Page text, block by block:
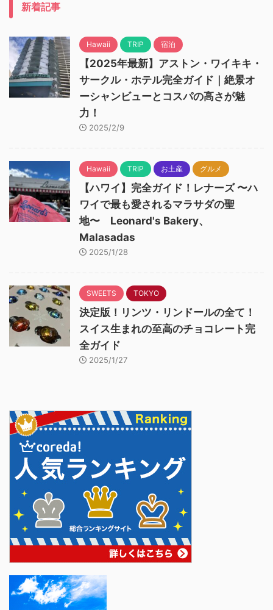
新着記事
Hawaii TRIP 宿泊
【2025年最新】アストン・ワイキキ・
サークル・ホテル完全ガイド｜絶景オ
ーシャンビューとコスパの高さが魅
力！
2025/2/9
Hawaii TRIP お土産 グルメ
【ハワイ】完全ガイド！レナーズ 〜ハ
ワイで最も愛されるマラサダの聖
地〜 Leonard's Bakery、
Malasadas
2025/1/28
SWEETS TOKYO
決定版！リンツ・リンドールの全て！
スイス生まれの至高のチョコレート完
全ガイド
2025/1/27